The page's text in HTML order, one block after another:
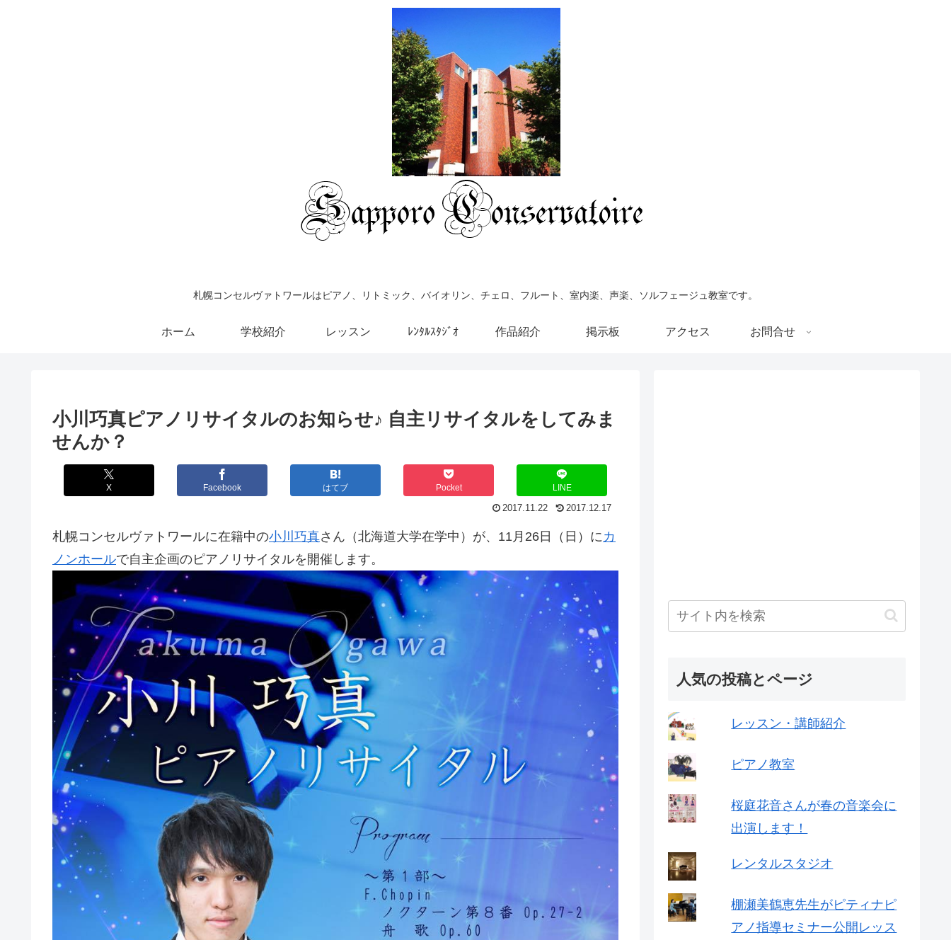
札幌コンセルヴァトワールはピアノ、リトミック、バイオリン、チェロ、フルート、室内楽、声楽、ソルフェージュ教室です。
ホーム 学校紹介 レッスン ﾚﾝﾀﾙｽﾀｼﾞｵ 作品紹介 掲示板 アクセス お問合せ
小川巧真ピアノリサイタルのお知らせ♪ 自主リサイタルをしてみま
せんか？
X Facebook はてブ Pocket LINE
2017.11.22 2017.12.17
札幌コンセルヴァトワールに在籍中の小川巧真さん（北海道大学在学中）が、11月26日（日）に カ
ノンホールで自主企画のピアノリサイタルを開催します。
人気の投稿とページ
レッスン・講師紹介
ピアノ教室
桜庭花音さんが春の音楽会に
出演します！
レンタルスタジオ
棚瀬美鶴恵先生がピティナピ
アノ指導セミナー公開レッス